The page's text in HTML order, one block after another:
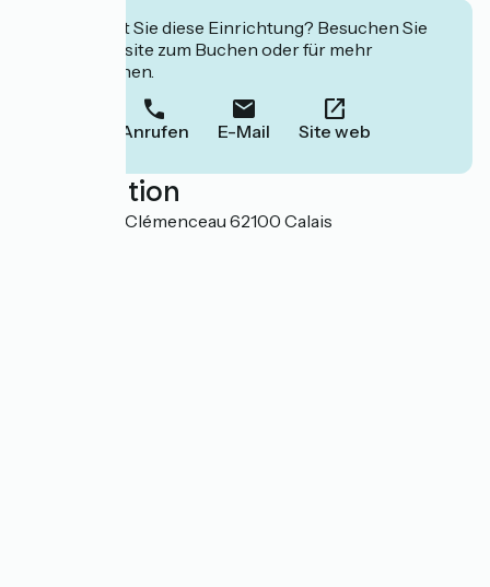
Interessiert Sie diese Einrichtung? Besuchen Sie
deren Website zum Buchen oder für mehr
Informationen.
Anrufen E-Mail Site web
Localisation
12, boulevard Clémenceau 62100 Calais